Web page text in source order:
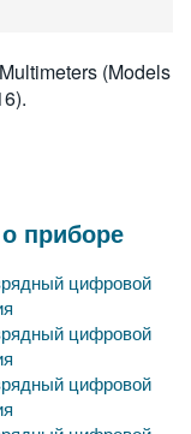
(Models
приборе
цифровой
цифровой
цифровой